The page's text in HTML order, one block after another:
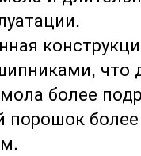
что
более
порошок более